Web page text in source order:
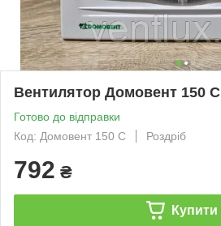
Вентилятор Домовент 150 С
Готово до відправки
Код: Домовент 150 С
Роздріб
792 ₴
Купити